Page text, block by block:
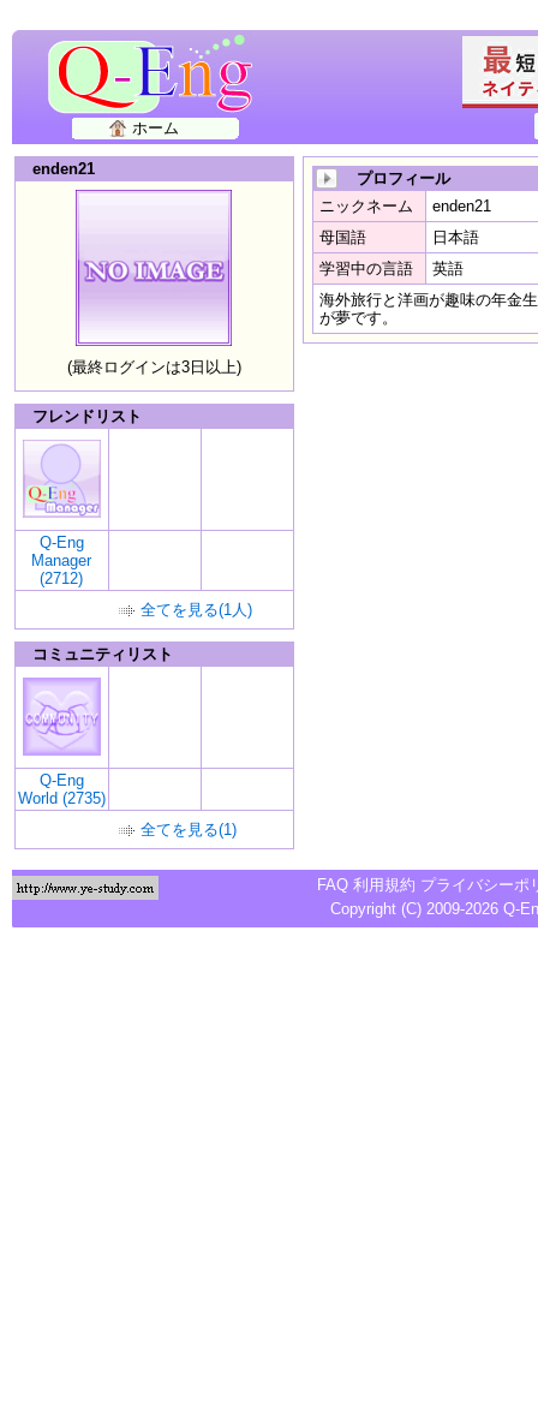
ホーム
enden21
(最終ログインは3日以上)
フレンドリスト
Q-Eng
Manager
(2712)
全てを見る(1人)
コミュニティリスト
Q-Eng
World (2735)
全てを見る(1)
プロフィール
ニックネーム
enden21
母国語
日本語
学習中の言語
英語
海外旅行と洋画が趣味の年金
が夢です。
FAQ 利用規約 プライバシーポ
Copyright (C) 2009-2026 Q-